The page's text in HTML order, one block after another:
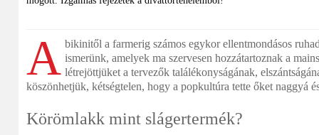
A bikinitől a farmerig számos egykor ellentmondásos
ismerünk, amelyek ma szervesen hozzátartoznak a
létrejöttjüket a tervezők találékonyságának,
köszönhetjük, kétségtelen, hogy a popkultúra tette őket naggyá
Körömlakk mint slágertermék?